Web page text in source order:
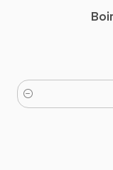
Cantidad